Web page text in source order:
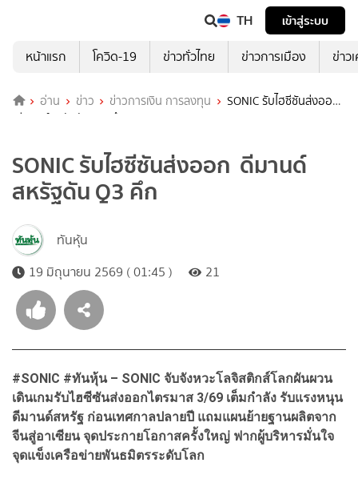
TH
เข้าสู่ระบบ
หน้าแรก
โควิด-19 ข่าวทั่วไทย ข่าวการเมือง ข่าว
อ่าน ข่าว ข่าวการเงิน การลงทุน
SONIC รับไฮซีซันส่งออก
ดีมานด์สหรัฐดัน Q3 คึก
SONIC รับไฮซีซันส่งออก ดีมานด์
สหรัฐดัน Q3 คึก
ทันหุ้น
19 มิถุนายน 2569 ( 01:45 )
21
#SONIC #ทันหุ้น – SONIC จับจังหวะโลจิสติกส์โลกผันผวน
เดินเกมรับไฮซีซันส่งออกไตรมาส 3/69 เต็มกำลัง รับแรงหนุน
ดีมานด์สหรัฐ ก่อนเทศกาลปลายปี แถมแผนย้ายฐานผลิตจาก
จีนสู่อาเซียน จุดประกายโอกาสครั้งใหญ่ ฟากผู้บริหารมั่นใจ
จุดแข็งเครือข่ายพันธมิตรระดับโลก